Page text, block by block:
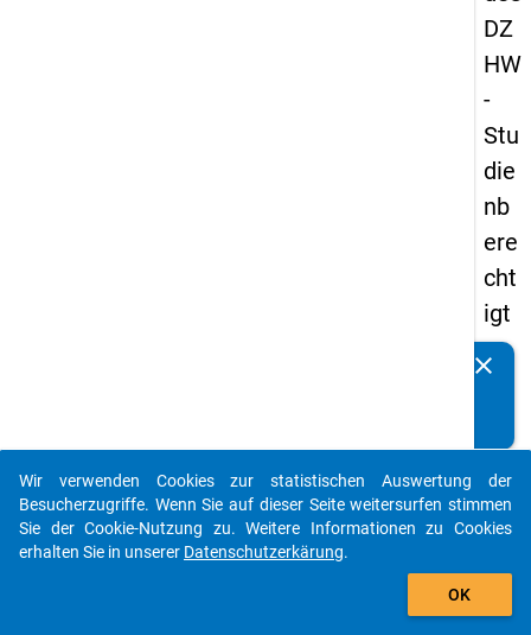
DZ
HW
-
Stu
die
nb
ere
cht
igt
en
s
20
08
clear
auto_stories
add_shopping_cart
Wir verwenden Cookies zur statistischen Auswertung der
Besucherzugriffe. Wenn Sie auf dieser Seite weitersurfen stimmen
Sie der Cookie-Nutzung zu. Weitere Informationen zu Cookies
erhalten Sie in unserer Datenschutzerkärung.
OK